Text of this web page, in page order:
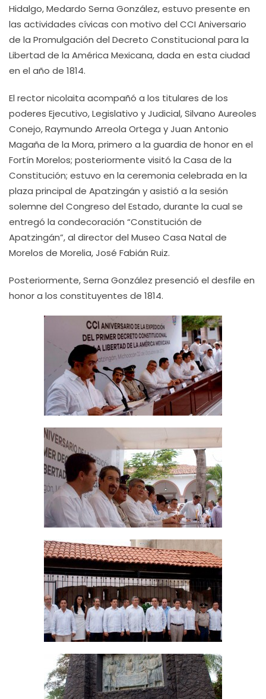
Hidalgo, Medardo Serna González, estuvo presente en
las actividades cívicas con motivo del CCI Aniversario
de la Promulgación del Decreto Constitucional para la
Libertad de la América Mexicana, dada en esta ciudad
en el año de 1814.
El rector nicolaita acompañó a los titulares de los
poderes Ejecutivo, Legislativo y Judicial, Silvano Aureoles
Conejo, Raymundo Arreola Ortega y Juan Antonio
Magaña de la Mora, primero a la guardia de honor en el
Fortín Morelos; posteriormente visitó la Casa de la
Constitución; estuvo en la ceremonia celebrada en la
plaza principal de Apatzingán y asistió a la sesión
solemne del Congreso del Estado, durante la cual se
entregó la condecoración “Constitución de
Apatzingán”, al director del Museo Casa Natal de
Morelos de Morelia, José Fabián Ruiz.
Posteriormente, Serna González presenció el desfile en
honor a los constituyentes de 1814.